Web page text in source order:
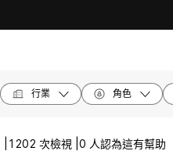
行業 角色
1202 次檢視 | 0 人認為這有幫助